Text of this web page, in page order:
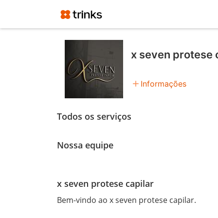
x seven protese
add Informações
Todos os serviços
Nossa equipe
x seven protese capilar
Bem-vindo ao x seven protese capilar.